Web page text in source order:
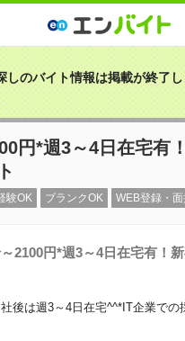
しのバイト情報は掲載が終了し
円*週3～4日在宅有
験OK ブランクOK WEB登録・
2100円*週3～4日在宅有！
後は週3～4日在宅^^*IT企業での